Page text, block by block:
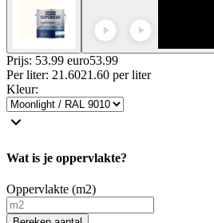
Prijs: 53.99 euro53.99
Per liter: 21.6021.60 per liter
Kleur:
Wat is je oppervlakte?
Oppervlakte (m2)